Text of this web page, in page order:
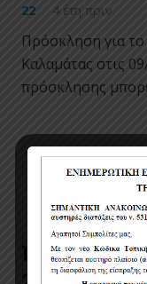
22 4 έτη πριν
Πρόσκληση για
Καλαμάτας στις
πρόσκλησης
12η